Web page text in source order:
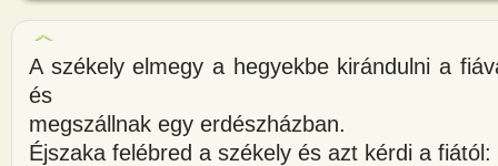
A székely elmegy a hegyekbe kirándulni a
és
megszállnak egy erdészházban.
Éjszaka felébred a székely és azt kérdi a fiától: